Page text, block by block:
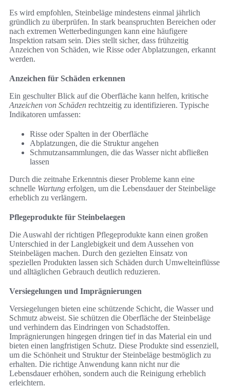
Es wird empfohlen, Steinbeläge mindestens einmal jährlich
gründlich zu überprüfen. In stark beanspruchten Bereichen oder
nach extremen Wetterbedingungen kann eine häufigere
Inspektion ratsam sein. Dies stellt sicher, dass frühzeitig
Anzeichen von Schäden, wie Risse oder Abplatzungen, erkannt
werden.
Anzeichen für Schäden erkennen
Ein geschulter Blick auf die Oberfläche kann helfen, kritische
Anzeichen von Schäden rechtzeitig zu identifizieren. Typische
Indikatoren umfassen:
Risse oder Spalten in der Oberfläche
Abplatzungen, die die Struktur angehen
Schmutzansammlungen, die das Wasser nicht abfließen
lassen
Durch die zeitnahe Erkenntnis dieser Probleme kann eine
schnelle Wartung erfolgen, um die Lebensdauer der Steinbeläge
erheblich zu verlängern.
Pflegeprodukte für Steinbelaegen
Die Auswahl der richtigen Pflegeprodukte kann einen großen
Unterschied in der Langlebigkeit und dem Aussehen von
Steinbelägen machen. Durch den gezielten Einsatz von
speziellen Produkten lassen sich Schäden durch Umwelteinflüsse
und alltäglichen Gebrauch deutlich reduzieren.
Versiegelungen und Imprägnierungen
Versiegelungen bieten eine schützende Schicht, die Wasser und
Schmutz abweist. Sie schützen die Oberfläche der Steinbeläge
und verhindern das Eindringen von Schadstoffen.
Imprägnierungen hingegen dringen tief in das Material ein und
bieten einen langfristigen Schutz. Diese Produkte sind essenziell,
um die Schönheit und Struktur der Steinbeläge bestmöglich zu
erhalten. Die richtige Anwendung kann nicht nur die
Lebensdauer erhöhen, sondern auch die Reinigung erheblich
erleichtern.